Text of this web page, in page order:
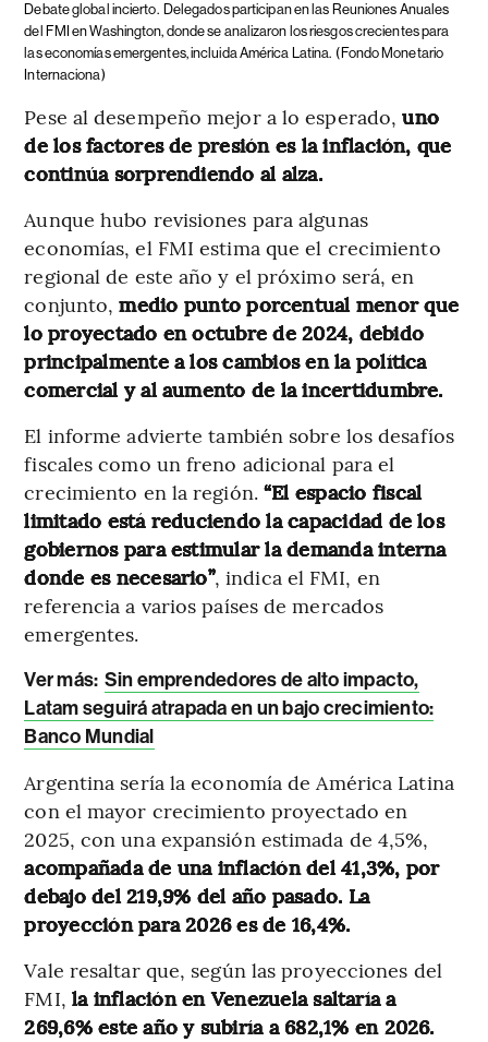
Debate global incierto. Delegados participan en las Reuniones Anuales
del FMI en Washington, donde se analizaron los riesgos crecientes para
las economías emergentes, incluida América Latina. (Fondo Monetario
Internaciona)
Pese al desempeño mejor a lo esperado,uno
de los factores de presión es la inflación, que
continúa sorprendiendo al alza.
Aunque hubo revisiones para algunas
economías, el FMI estima que el crecimiento
regional de este año y el próximo será, en
conjunto,medio punto porcentual menor que
lo proyectado en octubre de 2024, debido
principalmente a los cambios en la política
comercial y al aumento de la incertidumbre.
El informe advierte también sobre los desafíos
fiscales como un freno adicional para el
crecimiento en la región. “El espacio fiscal
limitado está reduciendo la capacidad de los
gobiernos para estimular la demanda interna
donde es necesario”, indica el FMI, en
referencia a varios países de mercados
emergentes.
Ver más: Sin emprendedores de alto impacto,
Latam seguirá atrapada en un bajo crecimiento:
Banco Mundial
Argentina sería la economía de América Latina
con el mayor crecimiento proyectado en
2025, con una expansión estimada de 4,5%,
acompañada de una inflación del 41,3%, por
debajo del 219,9% del año pasado. La
proyección para 2026 es de 16,4%.
Vale resaltar que, según las proyecciones del
FMI, la inflación en Venezuela saltaría a
269,6% este año y subiría a 682,1% en 2026.